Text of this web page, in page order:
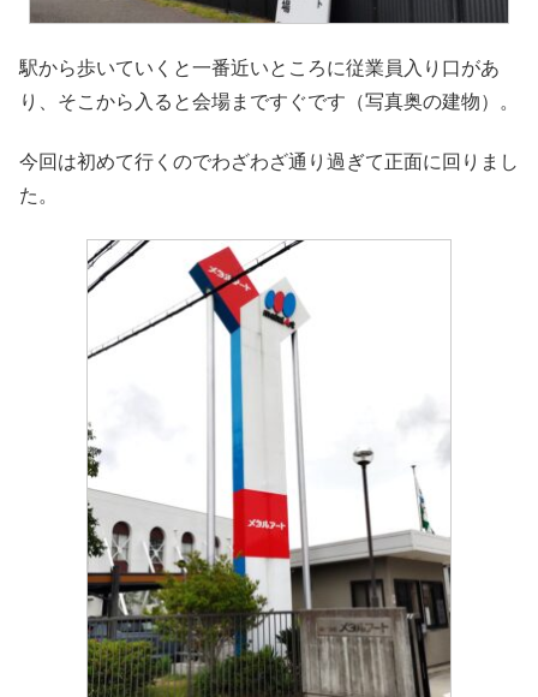
駅から歩いていくと一番近いところに従業員入り口があ
り、そこから入ると会場まですぐです（写真奥の建物）。
今回は初めて行くのでわざわざ通り過ぎて正面に回りまし
た。